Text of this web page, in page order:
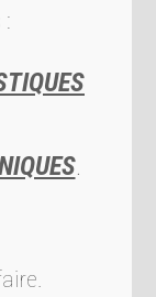
:
.